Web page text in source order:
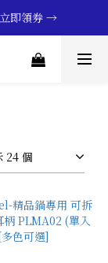
立即領券 →
即領券 →
24 個